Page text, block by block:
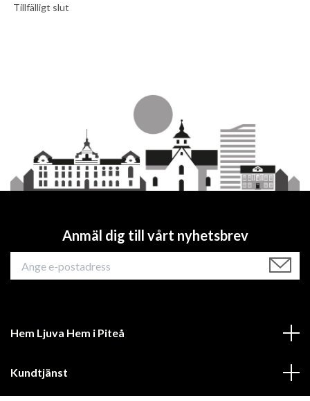
Tillfälligt slut
Anmäl dig till vårt nyhetsbrev
Hem Ljuva Hem i Piteå
Kundtjänst